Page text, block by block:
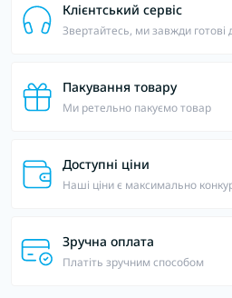
Клієнтський сервіс
Звертайтесь, ми завжди готові
Пакування товару
Ми ретельно пакуємо товар
Доступні ціни
Наші ціни є максимально
Зручна оплата
Платіть зручним способом